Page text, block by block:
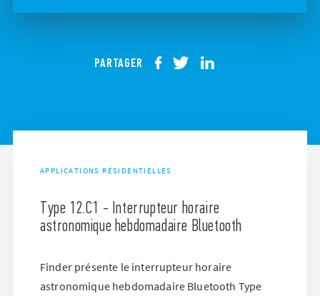
PARTAGER
APPLICATIONS RÉSIDENTIELLES
Type 12.C1 - Interrupteur horaire
astronomique hebdomadaire Bluetooth
Finder présente le interrupteur horaire
astronomique hebdomadaire Bluetooth Type